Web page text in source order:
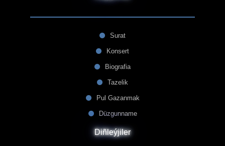
Surat
Konsert
Biografia
Tazelik
Pul Gazanmak
Düzgunname
Diñleýjiler